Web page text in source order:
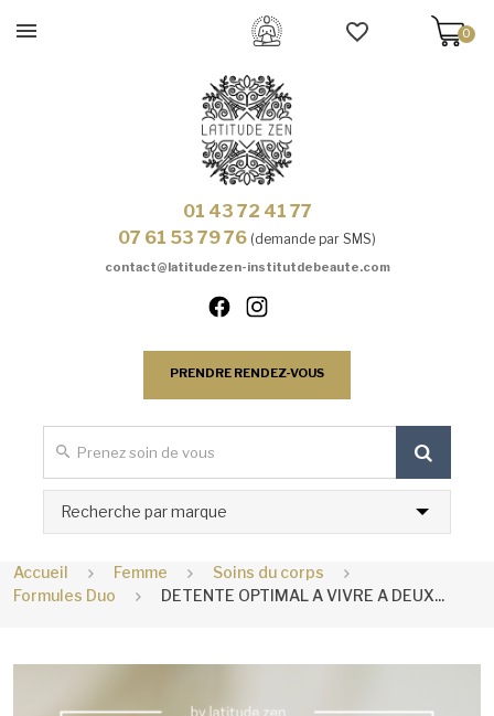
0
01 43 72 41 77
07 61 53 79 76 (demande par SMS)
contact@latitudezen-institutdebeaute.com
PRENDRE RENDEZ-VOUS
Recherche par marque
Accueil Femme
Soins du corps
Formules Duo
DETENTE OPTIMAL A VIVRE A DEUX...